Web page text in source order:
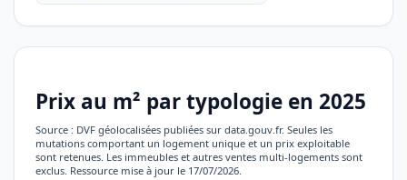
Prix au m² par typologie en 2025
Source : DVF géolocalisées publiées sur data.gouv.fr. Seules les
mutations comportant un logement unique et un prix exploitable
sont retenues. Les immeubles et autres ventes multi-logements sont
exclus. Ressource mise à jour le 17/07/2026.